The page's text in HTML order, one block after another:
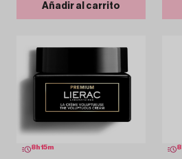
Añadir al carrito
8 h15m 8